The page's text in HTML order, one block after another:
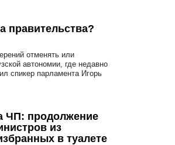
правительства?
отменять или
автономии, где недавно
спикер парламента Игорь
ЧП: продолжение
из
в туалете